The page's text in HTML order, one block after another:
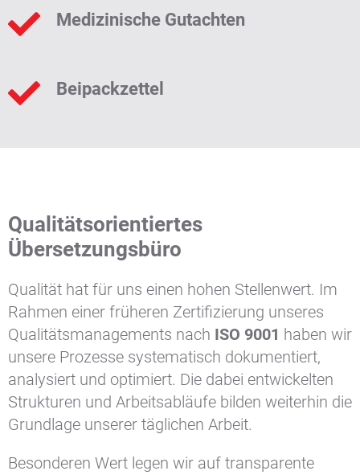
Medizinische Gutachten
Beipackzettel
Qualitätsorientiertes
Übersetzungsbüro
Qualität hat für uns einen hohen Stellenwert. Im
Rahmen einer früheren Zertifizierung unseres
Qualitätsmanagements nach ISO 9001 haben wir
unsere Prozesse systematisch dokumentiert,
analysiert und optimiert. Die dabei entwickelten
Strukturen und Arbeitsabläufe bilden weiterhin die
Grundlage unserer täglichen Arbeit.
Besonderen Wert legen wir auf transparente